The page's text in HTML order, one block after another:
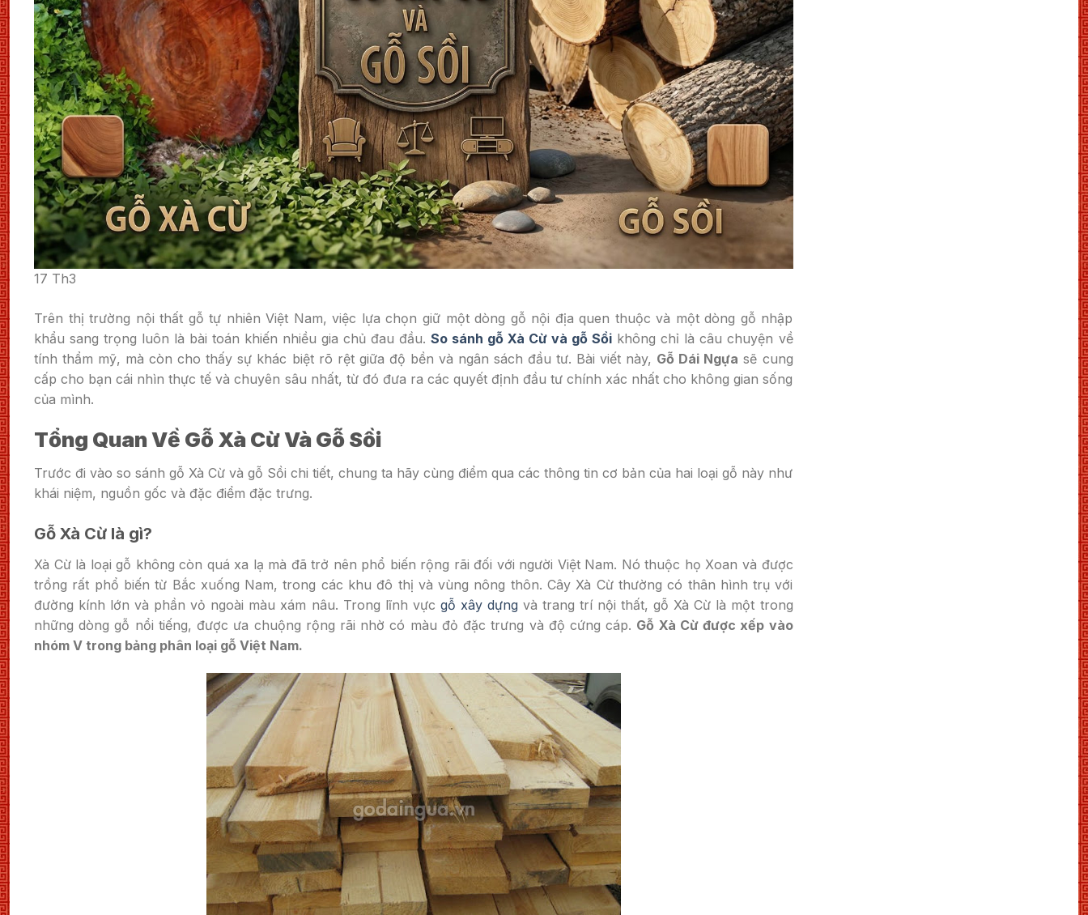
17 Th3
Trên thị trường nội thất gỗ tự nhiên Việt Nam, việc lựa chọn giữ một dòng gỗ nội địa quen thuộc và một dòng gỗ nhập
khẩu sang trọng luôn là bài toán khiến nhiều gia chủ đau đầu.So sánh gỗ Xà Cừ và gỗ Sồi không chỉ là câu chuyện về
tính thẩm mỹ, mà còn cho thấy sự khác biệt rõ rệt giữa độ bền và ngân sách đầu tư. Bài viết này, Gỗ Dái Ngựa sẽ cung
cấp cho bạn cái nhìn thực tế và chuyên sâu nhất, từ đó đưa ra các quyết định đầu tư chính xác nhất cho không gian sống
của mình.
Tổng Quan Về Gỗ Xà Cừ Và Gỗ Sồi
Trước đi vào so sánh gỗ Xà Cừ và gỗ Sồi chi tiết, chung ta hãy cùng điểm qua các thông tin cơ bản của hai loại gỗ này như
khái niệm, nguồn gốc và đặc điểm đặc trưng.
Gỗ Xà Cừ là gì?
Xà Cừ là loại gỗ không còn quá xa lạ mà đã trở nên phổ biến rộng rãi đối với người Việt Nam. Nó thuộc họ Xoan và được
trồng rất phổ biến từ Bắc xuống Nam, trong các khu đô thị và vùng nông thôn. Cây Xà Cừ thường có thân hình trụ với
đường kính lớn và phần vỏ ngoài màu xám nâu. Trong lĩnh vực gỗ xây dựng và trang trí nội thất, gỗ Xà Cừ là một trong
những dòng gỗ nổi tiếng, được ưa chuộng rộng rãi nhờ có màu đỏ đặc trưng và độ cứng cáp. Gỗ Xà Cừ được xếp vào
nhóm V trong bảng phân loại gỗ Việt Nam.